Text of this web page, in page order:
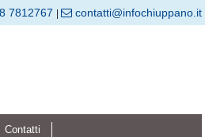
7812767 contatti@infochiuppano.it
Contatti